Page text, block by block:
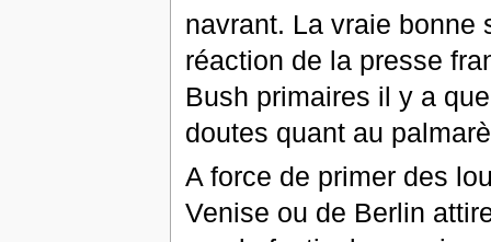
navrant. La vraie bonne
réaction de la presse
Bush primaires il y a
doutes quant au
A force de primer des
Venise ou de Berlin